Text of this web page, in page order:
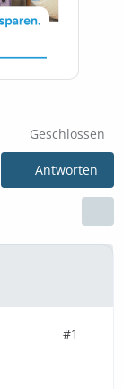
Geschlossen
Antworten
#1